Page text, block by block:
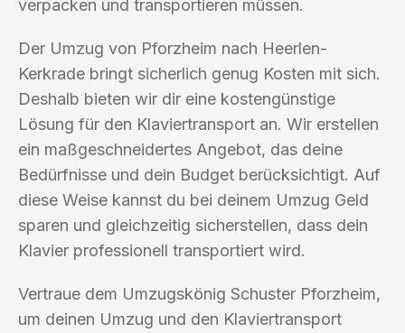
verpacken und transportieren müssen.
Der Umzug von Pforzheim nach Heerlen-
Kerkrade bringt sicherlich genug Kosten mit sich.
Deshalb bieten wir dir eine kostengünstige
Lösung für den Klaviertransport an. Wir erstellen
ein maßgeschneidertes Angebot, das deine
Bedürfnisse und dein Budget berücksichtigt. Auf
diese Weise kannst du bei deinem Umzug Geld
sparen und gleichzeitig sicherstellen, dass dein
Klavier professionell transportiert wird.
Vertraue dem Umzugskönig Schuster Pforzheim,
um deinen Umzug und den Klaviertransport